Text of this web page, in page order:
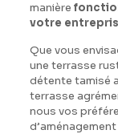
manière
votre
Que vous
une terrasse
détente tamisé
terrasse
nous vos